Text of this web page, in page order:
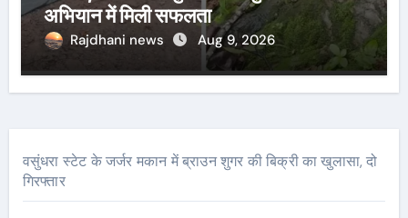
अभियान में मिली सफलता
Rajdhani news Aug 9, 2026
वसुंधरा स्टेट के जर्जर मकान में ब्राउन शुगर की बिक्री का खुलासा, दो
गिरफ्तार